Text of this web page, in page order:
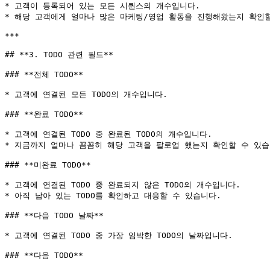
* 고객이 등록되어 있는 모든 시퀀스의 개수입니다.
* 해당 고객에게 얼마나 많은 마케팅/영업 활동을 진행해왔는지 확인
***
## **3. TODO 관련 필드**
### **전체 TODO**
* 고객에 연결된 모든 TODO의 개수입니다.
### **완료 TODO**
* 고객에 연결된 TODO 중 완료된 TODO의 개수입니다.
* 지금까지 얼마나 꼼꼼히 해당 고객을 팔로업 했는지 확인할 수 있
### **미완료 TODO**
* 고객에 연결된 TODO 중 완료되지 않은 TODO의 개수입니다.
* 아직 남아 있는 TODO를 확인하고 대응할 수 있습니다.
### **다음 TODO 날짜**
* 고객에 연결된 TODO 중 가장 임박한 TODO의 날짜입니다.
### **다음 TODO**